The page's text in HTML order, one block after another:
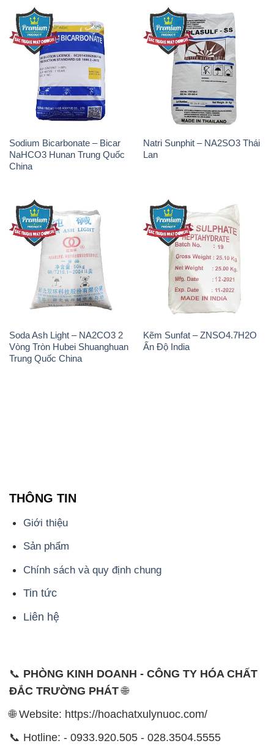
Sodium Bicarbonate – Bicar
NaHCO3 Hunan Trung Quốc
China
Natri Sunphit – NA2SO3 Thái
Lan
Soda Ash Light – NA2CO3 2
Vòng Tròn Hubei Shuanghuan
Trung Quốc China
Kẽm Sunfat – ZNSO4.7H2O
Ấn Độ India
THÔNG TIN
Giới thiệu
Sản phẩm
Chính sách và quy định chung
Tin tức
Liên hệ
📞 PHÒNG KINH DOANH - CÔNG TY HÓA CHẤT
ĐẮC TRƯỜNG PHÁT🌐
🌐 Website: https://hoachatxulynuoc.com/
📞 Hotline: - 0933.920.505 - 028.3504.5555